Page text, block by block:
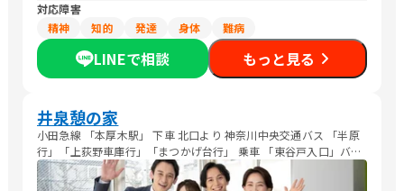
対応障害
精神
知的 発達 身体 難病
LINEで相談 もっと見る
井泉憩の家
小田急線 「本厚木駅」 下車 北口より 神奈川中央交通バス 「半原
行」「上荻野車庫行」「まつかげ台行」 乗車 「東谷戸入口」バス
停下車 徒歩3分